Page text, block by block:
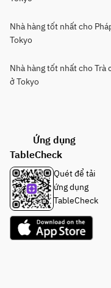
Nhà hàng tốt nhất cho
Tokyo
Nhà hàng tốt nhất cho Trà
ở Tokyo
Ứng dụng
TableCheck
Quét để tải
ứng dụng
TableCheck